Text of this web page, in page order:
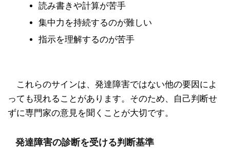
読み書きや計算が苦手
集中力を持続するのが難しい
指示を理解するのが苦手
これらのサインは、発達障害ではない他の要因によ
っても現れることがあります。そのため、自己判断せ
ずに専門家の意見を聞くことが大切です。
発達障害の診断を受ける判断基準